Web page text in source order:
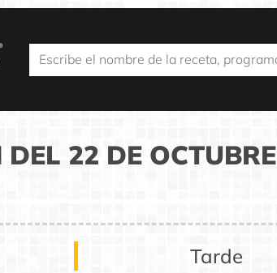
22 DE OCTUBRE
Tarde